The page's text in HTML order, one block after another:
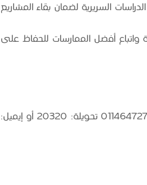
السريرية لضمان بقاء المشاريع
واتباع أفضل الممارسات للحفاظ على
، يرجى الاتصال بالقسم على الرقم: 0114647272 تحويلة: 20320 أو إيميل: